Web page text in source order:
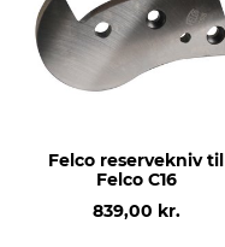
Felco reservekniv til
Felco C16
839,00 kr.